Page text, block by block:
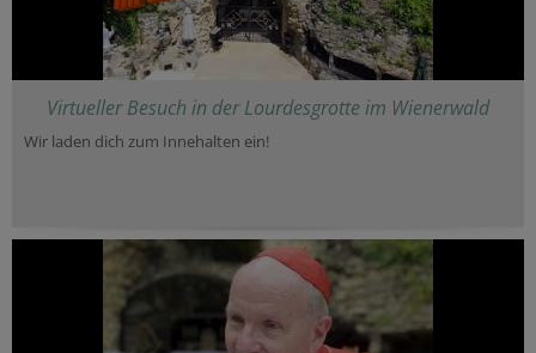
Virtueller Besuch in der Lourdesgrotte im Wienerwald
Wir laden dich zum Innehalten ein!